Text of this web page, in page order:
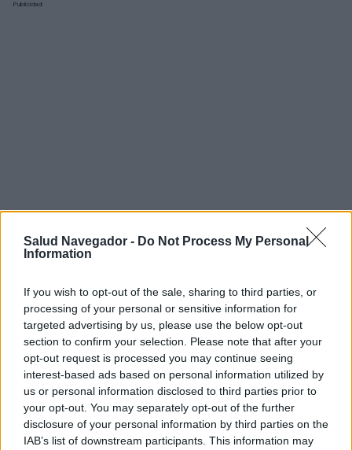
Salud Navegador - Do Not Process My Personal
Information
If you wish to opt-out of the sale, sharing to third parties, or
processing of your personal or sensitive information for
targeted advertising by us, please use the below opt-out
section to confirm your selection. Please note that after your
opt-out request is processed you may continue seeing
interest-based ads based on personal information utilized by
us or personal information disclosed to third parties prior to
your opt-out. You may separately opt-out of the further
disclosure of your personal information by third parties on the
IAB’s list of downstream participants. This information may
Publicidad:
¿Interesante? ¡Compártelo en Facebook!
¿Quiere estar al día? Síganos en GoogleNews
RELACIONADO
Temas Alimentación-sana Aperitivos saludables
Aumentar el consumo de fruta y verdura